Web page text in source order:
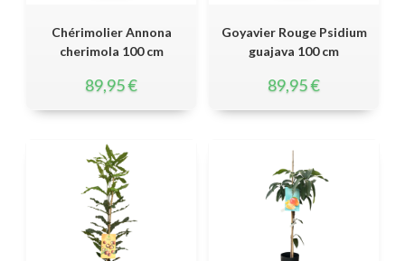
Chérimolier Annona
cherimola 100 cm
89,95€
Goyavier Rouge Psidium
guajava 100 cm
89,95€